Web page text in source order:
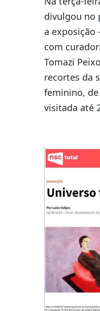
divulgou no
a exposição
com
Tomazi
recortes da
feminino, de
visitada até